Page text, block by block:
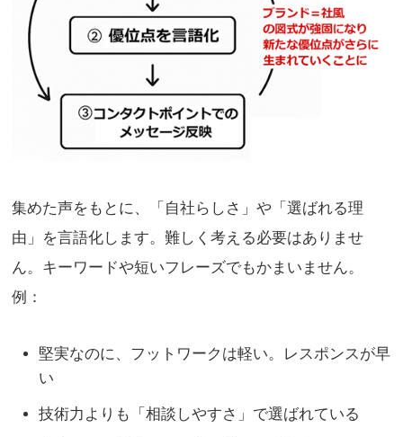
集めた声をもとに、「自社らしさ」や「選ばれる理
由」を言語化します。難しく考える必要はありませ
ん。キーワードや短いフレーズでもかまいません。
例：
堅実なのに、フットワークは軽い。レスポンスが早
い
技術力よりも「相談しやすさ」で選ばれている